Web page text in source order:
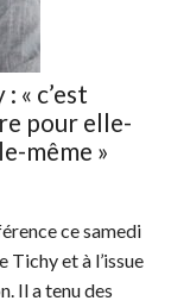
« c’est
pour elle-
même »
ce samedi
Tichy et à l’issue
Il a tenu des